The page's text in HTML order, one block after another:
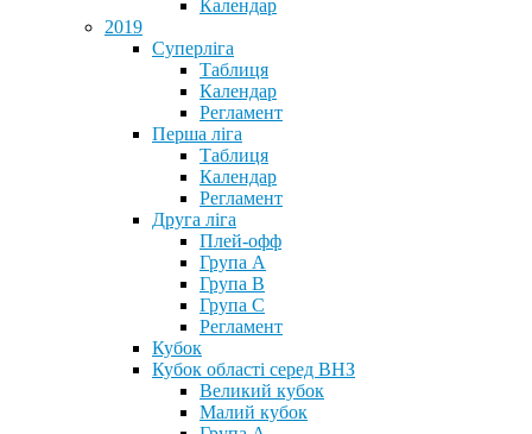
Календар
2019
Суперліга
Таблиця
Календар
Регламент
Перша ліга
Таблиця
Календар
Регламент
Друга ліга
Плей-офф
Група А
Група В
Група С
Регламент
Кубок
Кубок області серед ВНЗ
Великий кубок
Малий кубок